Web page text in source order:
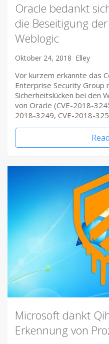
Oracle bedankt
die Beseitigung
Weblogic
Oktober 24, 2018 Elley
Vor kurzem erkannte das
Enterprise Security Group
Sicherheitslücken bei den
von Oracle (CVE-2018-
2018-3249, CVE-2018-
Microsoft dankt
Erkennung von